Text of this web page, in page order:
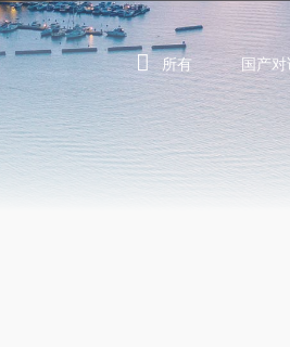
所有 国产对